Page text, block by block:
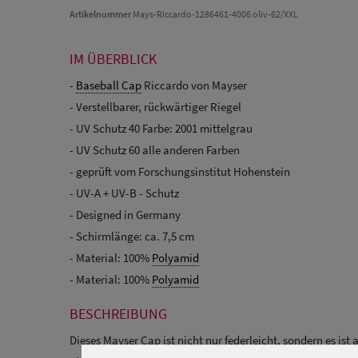
ArtikelnummerMays-Riccardo-1286461-4006 oliv-62/XXL
IM ÜBERBLICK
- Baseball Cap Riccardo von Mayser
- Verstellbarer, rückwärtiger Riegel
- UV Schutz 40 Farbe: 2001 mittelgrau
- UV Schutz 60 alle anderen Farben
- geprüft vom Forschungsinstitut Hohenstein
- UV-A + UV-B - Schutz
- Designed in Germany
- Schirmlänge: ca. 7,5 cm
- Material: 100% Polyamid
- Material: 100% Polyamid
BESCHREIBUNG
Dieses Mayser Cap ist nicht nur federleicht, sondern es